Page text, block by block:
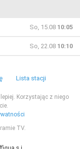
So, 15.08 10:05
So, 22.08 10:10
Lista stacji
Korzystając z niego
TV.